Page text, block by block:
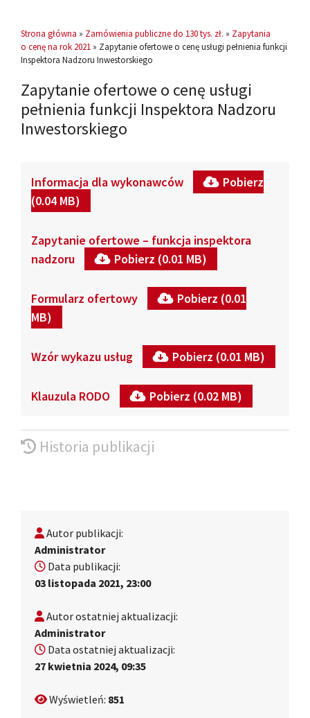
Strona główna » Zamówienia publiczne do 130 tys. zł. » Zapytania
o cenę na rok 2021 » Zapytanie ofertowe o cenę usługi pełnienia funkcji
Inspektora Nadzoru Inwestorskiego
Zapytanie ofertowe o cenę usługi
pełnienia funkcji Inspektora Nadzoru
Inwestorskiego
Informacja dla wykonawców
Pobierz
(0.04 MB)
Zapytanie ofertowe – funkcja inspektora
nadzoru
Pobierz (0.01 MB)
Formularz ofertowy
Pobierz (0.01
MB)
Wzór wykazu usług Pobierz (0.01 MB)
Klauzula RODO Pobierz (0.02 MB)
Historia publikacji
Autor publikacji:
Administrator
Data publikacji:
03 listopada 2021, 23:00
Autor ostatniej aktualizacji:
Administrator
Data ostatniej aktualizacji:
27 kwietnia 2024, 09:35
Wyświetleń: 851